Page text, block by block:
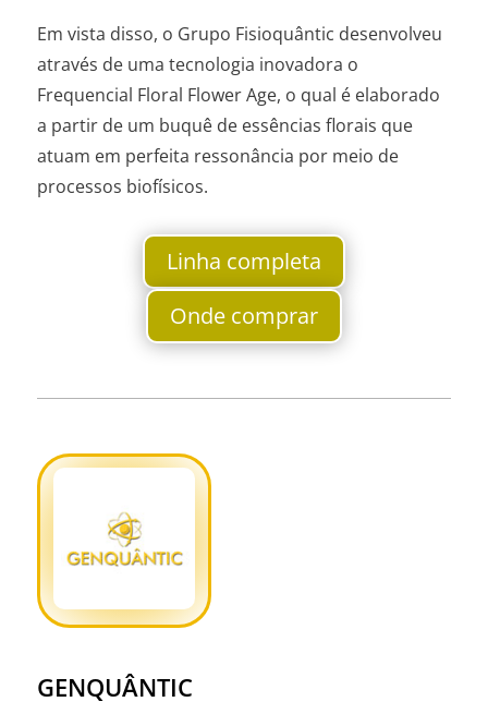
Em vista disso, o Grupo Fisioquântic desenvolveu
através de uma tecnologia inovadora o
Frequencial Floral Flower Age, o qual é elaborado
a partir de um buquê de essências florais que
atuam em perfeita ressonância por meio de
processos biofísicos.
Linha completa
Onde comprar
GENQUÂNTIC